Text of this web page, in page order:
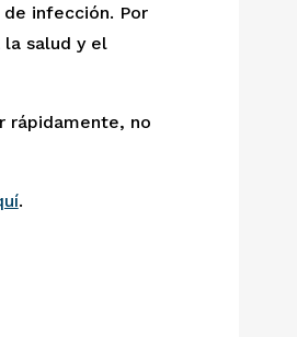
infección. Por
salud y el
rápidamente, no
.